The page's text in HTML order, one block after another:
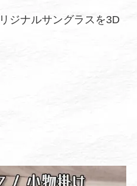
ジナルサングラスを3D